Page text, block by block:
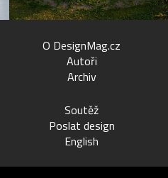
O DesignMag.cz
Autoři
Archiv
Soutěž
Poslat design
English